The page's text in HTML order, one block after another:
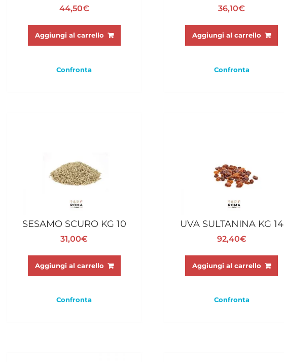
44,50€
Aggiungi al carrello
Confronta
36,10€
Aggiungi al carrello
Confronta
SESAMO SCURO KG 10
31,00€
Aggiungi al carrello
Confronta
UVA SULTANINA KG 14
92,40€
Aggiungi al carrello
Confronta